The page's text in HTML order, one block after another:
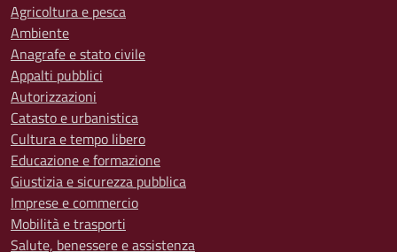
Agricoltura e pesca
Ambiente
Anagrafe e stato civile
Appalti pubblici
Autorizzazioni
Catasto e urbanistica
Cultura e tempo libero
Educazione e formazione
Giustizia e sicurezza pubblica
Imprese e commercio
Mobilità e trasporti
Salute, benessere e assistenza